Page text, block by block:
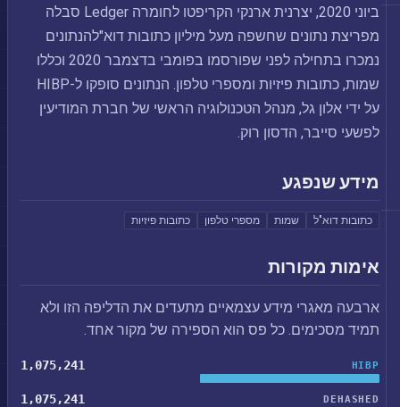
ביוני 2020, יצרנית ארנקי הקריפטו לחומרה Ledger סבלה
מפריצת נתונים שחשפה מעל מיליון כתובות דוא"להנתונים
נמכרו בתחילה לפני שפורסמו בפומבי בדצמבר 2020 וכללו
שמות, כתובות פיזיות ומספרי טלפון. הנתונים סופקו ל-HIBP
על ידי אלון גל, מנהל הטכנולוגיה הראשי של חברת המודיעין
לפשעי סייבר, הדסון רוק.
מידע שנפגע
כתובות דוא"ל שמות מספרי טלפון כתובות פיזיות
אימות מקורות
ארבעה מאגרי מידע עצמאיים מתעדים את הדליפה הזו ולא
תמיד מסכימים. כל פס הוא הספירה של מקור אחד.
HIBP
1,075,241
DEHASHED
1,075,241